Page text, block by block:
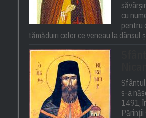
cu
pentru
tămăduiri celor ce veneau la dânsul
s-a
1491,
Părinții